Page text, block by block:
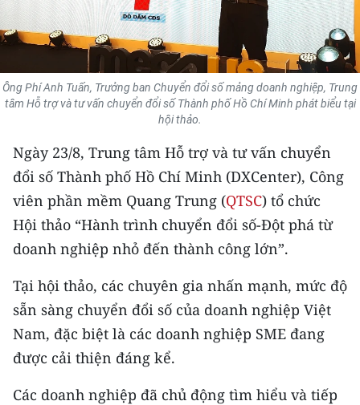
BẠN ĐỌC
KIỂM CHỨNG THÔNG TIN
TRI THỨC CHUYÊN SÂU
CHƯƠNG TRÌNH OCOP - MỖI XÃ
MỘT SẢN PHẨM
RADIO
MEDIA CENTER
E-Magazine
Video
Media Chính trị
Ông Phí Anh Tuấn, Trưởng ban Chuyển đổi số mảng doanh nghiệp, Trung
tâm Hỗ trợ và tư vấn chuyển đổi số Thành phố Hồ Chí Minh phát biểu tại
hội thảo.
Ngày 23/8, Trung tâm Hỗ trợ và tư vấn chuyển
đổi số Thành phố Hồ Chí Minh (DXCenter), Công
viên phần mềm Quang Trung (QTSC) tổ chức
Hội thảo “Hành trình chuyển đổi số-Đột phá từ
doanh nghiệp nhỏ đến thành công lớn”.
Tại hội thảo, các chuyên gia nhấn mạnh, mức độ
sẵn sàng chuyển đổi số của doanh nghiệp Việt
Nam, đặc biệt là các doanh nghiệp SME đang
được cải thiện đáng kể.
Các doanh nghiệp đã chủ động tìm hiểu và tiếp